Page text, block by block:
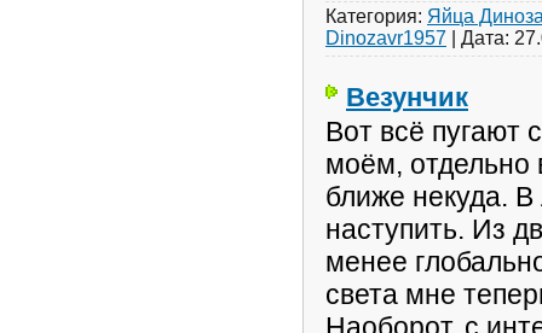
Категория: Яйца
Dinozavr1957
Дата:
Везунчик
Вот всё пугают
моём, отдельно
ближе некуда.
наступить. Из
менее
света мне